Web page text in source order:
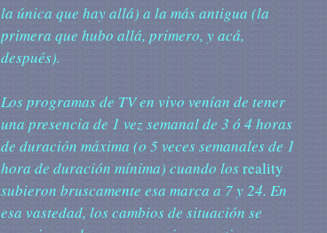
la única que hay allá) a la más antigua (la
primera que hubo allá, primero, y acá,
después).
Los programas de TV en vivo venían de tener
una presencia de 1 vez semanal de 3 ó 4 horas
de duración máxima (o 5 veces semanales de 1
hora de duración mínima) cuando los reality
subieron bruscamente esa marca a 7 y 24. En
esa vastedad, los cambios de situación se